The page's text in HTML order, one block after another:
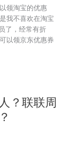
领淘宝的优惠
我不喜欢在淘宝
了，经常有折
以领京东优惠券
？联联周